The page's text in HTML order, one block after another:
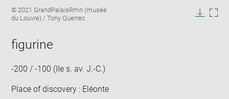
Image
caption:
© 2021 GrandPalaisRmn (musée
du Louvre) / Tony Querrec
figurine
-200 / -100 (IIe s. av. J.-C.)
Place of discovery : Eléonte